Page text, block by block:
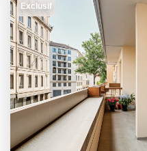
Exclusif